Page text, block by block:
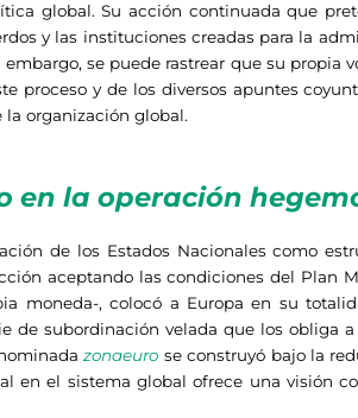
global. Su acción continuada que
y las instituciones creadas para la
se puede rastrear que su propia
proceso y de los diversos apuntes
organización global.
la operación
de los Estados Nacionales como
aceptando las condiciones del Plan
moneda-, colocó a Europa en su
de subordinación velada que los obliga
zonaeuro se construyó bajo la
en el sistema global ofrece una visión